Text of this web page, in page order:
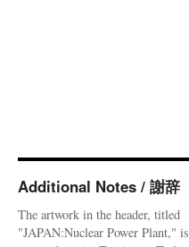
Additional Notes / 謝辞
The artwork in the header, titled
"JAPAN:Nuclear Power Plant," is